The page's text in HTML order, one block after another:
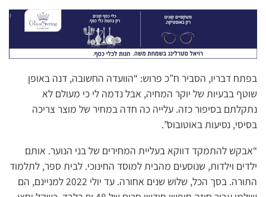
בפתח דבריו, הסביר ח”כ פרוש: “הוועדה החשובה, דנה באופן
שוטף בבעיות של יוקר המחיה, אבל נדמה לי כי מעולם לא
נתקלתם בסיפור כזה. עלייה כה חדה במחיר של מוצר צריכה
בסיסי, נסיעות באוטובוס”.
“אבקש להתמקד דווקא בעליית המחירים של בני הנוער. אותם
ילדים וילדות, שנוסעים מהבית למוסד החינוכי. לבית ספר, לתלמוד
התורה. בסך הכל, שלוש שנים אחורה. עד יולי 2022 למניינם, הם